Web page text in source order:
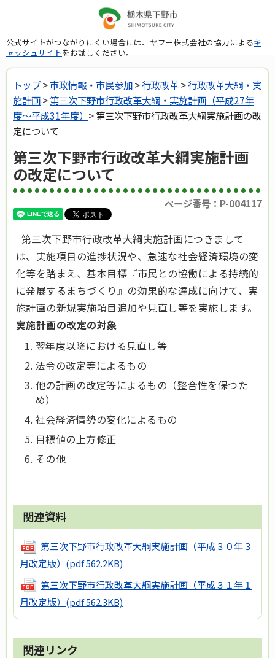
公式サイトがつながりにくい場合には、ヤフー株式会社の協力によるキ
ャッシュサイトをお試しください。
トップ>市政情報・市民参加>行政改革>行政改革大綱・実
施計画>第三次下野市行政改革大綱・実施計画（平成27年
度～平成31年度） > 第三次下野市行政改革大綱実施計画の改
定について
第三次下野市行政改革大綱実施計画
の改定について
ページ番号：P-004117
第三次下野市行政改革大綱実施計画につきまして
は、実施項目の進捗状況や、急速な社会経済環境の変
化等を踏まえ、基本目標『市民との協働による持続的
に発展するまちづくり』の効果的な達成に向けて、実
施計画の新規実施項目追加や見直し等を実施します。
実施計画の改定の対象
翌年度以降における見直し等
法令の改定等によるもの
他の計画の改定等によるもの（整合性を保つた
め）
社会経済情勢の変化によるもの
目標値の上方修正
その他
関連資料
第三次下野市行政改革大綱実施計画（平成３０年３
月改定版） (pdf 562.2KB)
第三次下野市行政改革大綱実施計画（平成３１年１
月改定版） (pdf 562.3KB)
関連リンク